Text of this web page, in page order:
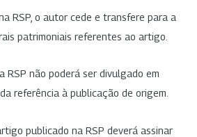
RSP, o autor cede e transfere para a
patrimoniais referentes ao artigo.
RSP não poderá ser divulgado em
referência à publicação de origem.
publicado na RSP deverá assinar